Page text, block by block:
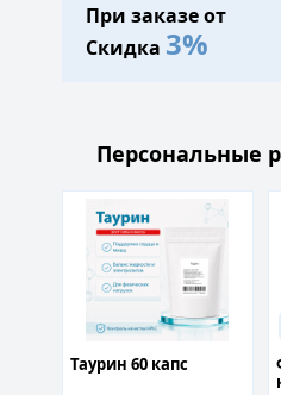
При заказе от
Скидка 3%
Персональные
Таурин 60 капс